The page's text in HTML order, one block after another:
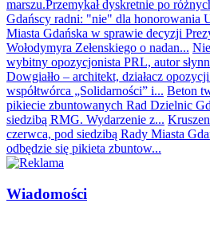
marszu.Przemykał dyskretnie po
Gdańscy radni: "nie" dla honorowania
Miasta Gdańska w sprawie decyzji
Wołodymyra Zełenskiego o nadan...
wybitny opozycjonista PRL, autor
Dowgiałło – architekt, działacz
współtwórca „Solidarności” i... Beton
pikiecie zbuntowanych Rad Dzielnic
siedzibą RMG. Wydarzenie z...
czerwca, pod siedzibą Rady Miasta
odbędzie się pikieta zbuntow...
Wiadomości